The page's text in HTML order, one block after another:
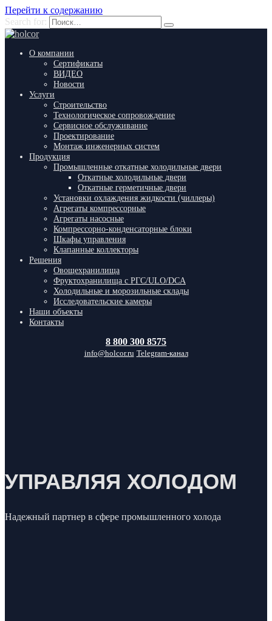
Перейти к содержанию
Search for:
О компании
Сертификаты
ВИДЕО
Новости
Услуги
Строительство
Технологическое сопровождение
Сервисное обслуживание
Проектирование
Монтаж инженерных систем
Продукция
Промышленные откатные холодильные двери
Откатные холодильные двери
Откатные герметичные двери
Установки охлаждения жидкости (чиллеры)
Агрегаты компрессорные
Агрегаты насосные
Компрессорно-конденсаторные блоки
Шкафы управления
Клапанные коллекторы
Решения
Овощехранилища
Фруктохранилища с РГС/ULO/DCA
Холодильные и морозильные склады
Исследовательские камеры
Наши объекты
Контакты
8 800 300 8575
info@holcor.ru Telegram-канал
УПРАВЛЯЯ ХОЛОДОМ
Надежный партнер в сфере промышленного холода